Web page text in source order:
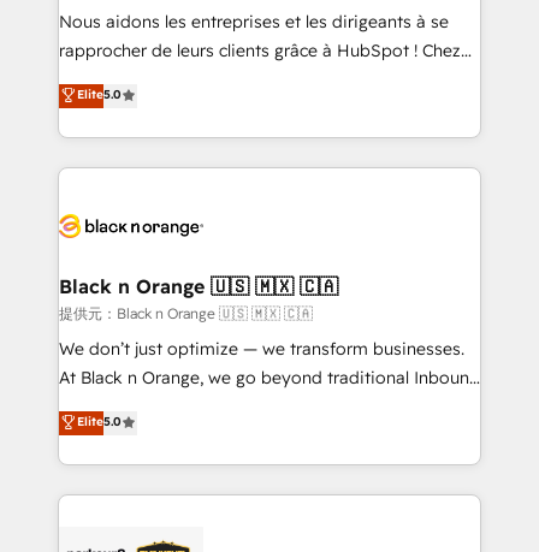
B2B sectors such as manufacturing, SaaS and
business services. We prepare a customized
impact of your digital transformation, including a
detailed financial rationale with a focus on ROI and
embark on a transformational journey that sets your
business up for long-term success. Unlock your
business. If not now, when?
Nous aidons les entreprises et les dirigeants à se
rapprocher de leurs clients grâce à HubSpot ! Chez
DIGITALISIM, nous avons l'intime conviction que la
réussite des entreprises passe par l’innovation web,
le marketing digital, et la relation client ! C'est
pourquoi, nos experts sont à la fois capables de
référencement, votre stratégie digitale et le pilotage
projet HubSpot avec DIGITALISIM : 🧽 Nettoyage,
migration et intégration des bases de données. 🚀
Développement des interfaces avec vos logiciels
métiers ⚙️ Configuration de la plateforme HubSpot
Book Process & Guidelines utilisateurs 🎓
Formations des utilisateurs
Elite5.0
Black n Orange 🇺🇸 🇲🇽 🇨🇦
提供元：Black n Orange 🇺🇸 🇲🇽 🇨🇦
We don’t just optimize — we transform businesses.
At Black n Orange, we go beyond traditional Inbound
Marketing with our exclusive methodologies:
BOOMS and BOOST. Together, they form a powerful
combination that has driven success for over 800
businesses worldwide. As Elite HubSpot Partners, we
Elite5.0